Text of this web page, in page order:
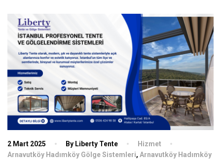
2 Mart 2025 By Liberty Tente
Hizmet
Arnavutköy Hadımköy Gölge Sistemleri, Arnavutköy Hadımköy